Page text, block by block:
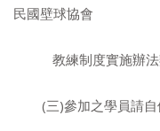
民國壁球協會
教練制度實施辦法
(三)參加之學員請自